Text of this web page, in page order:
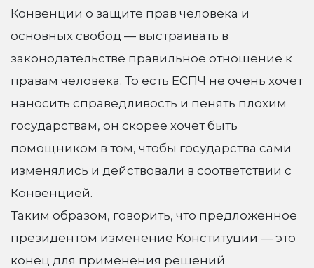
Конвенции о защите прав человека и
основных свобод — выстраивать в
законодательстве правильное отношение к
правам человека. То есть ЕСПЧ не очень хочет
наносить справедливость и пенять плохим
государствам, он скорее хочет быть
помощником в том, чтобы государства сами
изменялись и действовали в соответствии с
Конвенцией.
Таким образом, говорить, что предложенное
президентом изменение Конституции — это
конец для применения решений